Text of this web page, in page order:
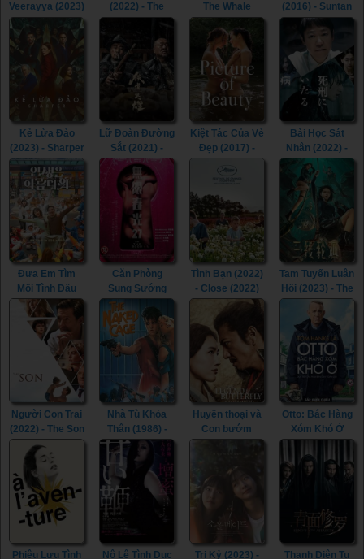
Veerayya (2023)
Veerayya (2023)
(2022) - The
The Whale
(2016) - Suntan
(2016)
Kẻ Lừa Đảo
(2023) - Sharper
(2023)
Lữ Đoàn Đường
Sắt (2021) -
Railway Heroes
(2021)
Kiệt Tác Của Vẻ
Đẹp (2017) -
Picture of
Bài Học Sát
Nhân (2022) -
Lesson in
Murder (2022)
Đưa Em Tìm
Mối Tình Đầu
(2022) - Life Is
Beautiful (2022)
Căn Phòng
Sung Sướng
(2015) - In the
Room (2015)
Tình Bạn (2022)
- Close (2022)
Tam Tuyến Luân
Hồi (2023) - The
River (2023)
Người Con Trai
(2022) - The Son
(2022)
Nhà Tù Khỏa
Thân (1986) -
The Naked
Cage (1986)
Huyền thoại và
Con bướm
Butterfly (2023)
Otto: Bác Hàng
Xóm Khó Ở
Called Otto
(2022)
Phiêu Lưu Tình
Nô Lệ Tình Dục
Tri Kỷ (2023) -
Thanh Diện Tu